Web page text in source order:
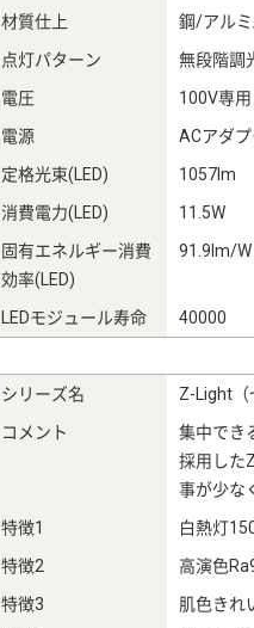
材質仕上
鋼/アル
点灯パターン
無段階調
電圧
100V専用
電源
ACアダ
定格光束(LED)
1057lm
消費電力(LED)
11.5W
固有エネルギー消費
効率(LED)
91.9lm/W
LEDモジュール寿命 40000
シリーズ名
Z-Light（
コメント
集中でき
採用した
事が少な
特徴1
白熱灯
特徴2
高演色
特徴3
肌色きれ